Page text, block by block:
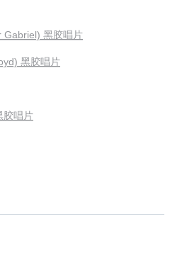
Gabriel) 黑胶唱片
黑胶唱片
胶唱片